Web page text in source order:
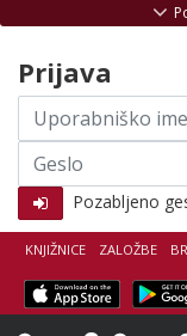
KNJIŽNICE ZALOŽBE
Prijava
Uporabniško
ime
Geslo
Pozabljeno